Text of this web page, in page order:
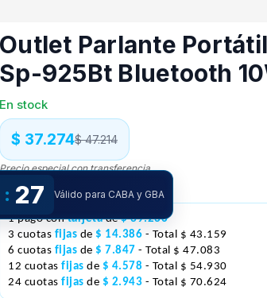
Outlet Parlante
Sp-925Bt Bluetooth
En stock
$ 47.214
$ 37.274
Precio especial con transferencia
Precio S/Imp.Nac.
1 pago contarjetade$ 39.236
3 cuotas fijas de $ 14.386 - Total $ 43.159
6 cuotas fijas de $ 7.847 - Total $ 47.083
12 cuotas fijas de $ 4.578 - Total $ 54.930
24 cuotas fijas de $ 2.943 - Total $ 70.624
: 26 Válido para CABA y GBA